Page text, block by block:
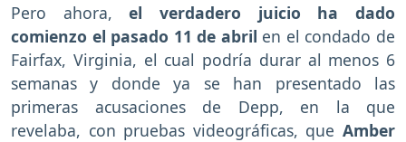
Pero ahora,el verdadero juicio ha dado
comienzo el pasado 11 de abril en el condado de
Fairfax, Virginia, el cual podría durar al menos 6
semanas y donde ya se han presentado las
primeras acusaciones de Depp, en la que
revelaba, con pruebas videográficas, que Amber